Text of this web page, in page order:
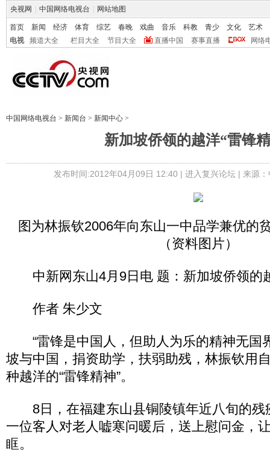
央视网 中国网络电视台 网站地图
首页 新闻 经济 体育 综艺 春晚 戏曲 音乐 科教 青少 文化
艺术
电视
频道大全 栏目大全 节目大全 直播中国 赛事直播 网络
中国网络电视台 > 新闻台 > 新闻中心 >
新加坡侨领的越洋“雷锋
发布时间:2012年04月09日 12:40 | 进入复兴论坛| 来源
图为林振钦2006年向东山一中品学兼优的
（资料图片）
中新网东山4月9日电 题：新加坡侨领的
作者 朱少文
“雷锋是中国人，但助人为乐的精神无国
坡与中国，捐资助学，扶弱助残，林振钦用
种越洋的“雷锋精神”。
8日，在福建东山县铜陵镇年近八旬的残
一位客人对老人嘘寒问暖后，送上慰问金，
眶。